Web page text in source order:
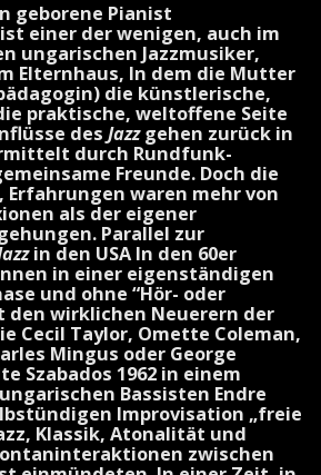
geborene Pianist
ist einer der wenigen, auch im
ungarischen Jazzmusiker,
Elternhaus, In dem die Mutter
die künst­lerische,
prakti­sche, weltoffene Seite
des Jazzgehen zurück in
durch Rundfunk­
Freunde. Doch die
Erfahrun­gen waren mehr von
als der eigener
Parallel zur
in den USA In den 60er
in einer eigenständigen
und ohne “Hör- oder
den wirklichen Neuerern der
Cecil Taylor, Omette Coleman,
Mingus oder George
Szabados 1962 in einem
Bassisten Endre
Improvisation „freie
Klassik, Atonalität und
zwischen